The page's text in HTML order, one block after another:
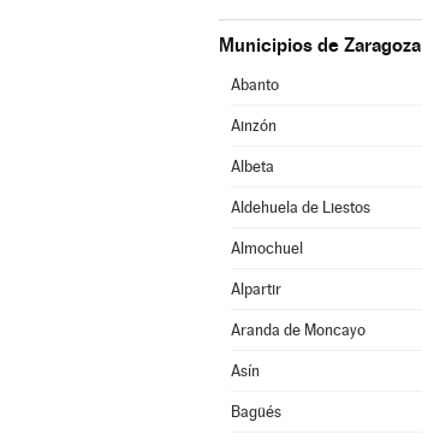
Municipios de Zaragoza
Abanto
Ainzón
Albeta
Aldehuela de Liestos
Almochuel
Alpartir
Aranda de Moncayo
Asín
Bagüés